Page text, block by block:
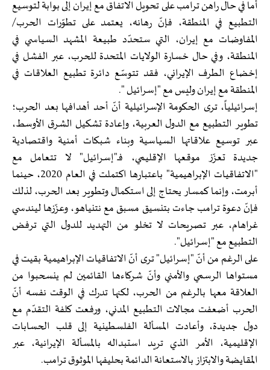
أما في حال راهن ترامب على تحويل الاتفاق مع إيران إلى بوابة لتوسيع
التطبيع في المنطقة، فإنّ رهانه، يعتمد على تطوّرات الحرب/
المفاوضات مع إيران، التي ستحدّد طبيعة المشهد السياسي في
المنطقة، وفي حال خسارة الولايات المتحدة للحرب، عبر الفشل في
إخضاع الطرف الإيراني، فقد تتوسّع دائرة تطبيع العلاقات في
المنطقة مع إيران وليس مع "إسرائيل ".
إسرائيلياً، ترى الحكومة الإسرائيلية أنّ أحد أهدافها بعد الحرب؛
تطوير التطبيع مع الدول العربية، وإعادة تشكيل الشرق الأوسط،
عبر توسيع علاقاتها السياسية وبناء شبكات أمنية واقتصادية
جديدة تعزّز موقعها الإقليمي، فـ"إسرائيل" لا تتعامل مع
"الاتفاقيات الإبراهيمية" باعتبارها اكتملت في العام 2020، حينما
أبرمت، وإنما كمسار يحتاج إلى استكمال وتطوير بعد الحرب، لذلك
فإنّ دعوة ترامب جاءت بتنسيق مسبق مع نتنياهو، وعزّزها ليندسي
غراهام، عبر تصريحات لا تخلو من التهديد للدول التي ترفض
التطبيع مع "إسرائيل".
على الرغم من أنّ "إسرائيل" ترى أنّ الاتفاقيات الإبراهيمية بقيت في
مستواها الرسمي والأمني وأنّ شركاءها القائمين لم ينسحبوا من
العلاقة معها بالرغم من الحرب، لكنها تدرك في الوقت نفسه أنّ
الحرب أضعفت مجالات التطبيع المدني، ورفعت كلفة التقدّم مع
دول جديدة، وأعادت المسألة الفلسطينية إلى قلب الحسابات
الإقليمية، الأمر الذي تريد استبداله بالمسألة الإيرانية، عبر
المقايضة والابتزاز بالاستعانة الدائمة بحليفها الموثوق ترامب.